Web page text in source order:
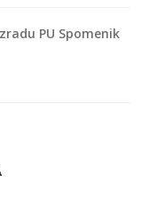
PU Spomenik